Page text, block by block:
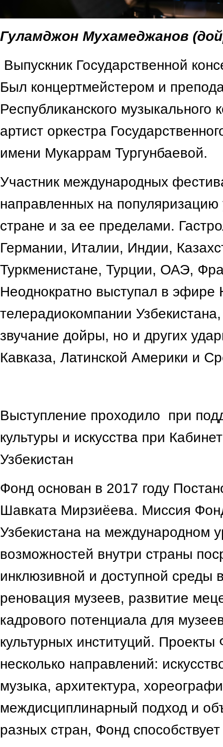
Гуламджон Мухамеджанов
Выпускник Государственной
Был концертмейстером и
Республиканского
артист оркестра
имени Мукаррам Тургунбаевой.
Участник международных
направленных на популяризацию
стране и за ее пределами.
Германии, Италии, Индии,
Туркменистане, Турции, ОАЭ,
Неоднократно выступал в эфире
телерадиокомпании
звучание дойры, но и других
Кавказа, Латинской Америки и
Выступление проходило при
культуры и искусства при
Узбекистан
Фонд основан в 2017 году
Шавката Мирзиёева. Миссия
Узбекистана на международном
возможностей внутри страны
инклюзивной и доступной среды
реновация музеев, развитие
кадрового потенциала для
культурных институций.
несколько направлений:
музыка, архитектура,
междисциплинарный подход и
разных стран, Фонд